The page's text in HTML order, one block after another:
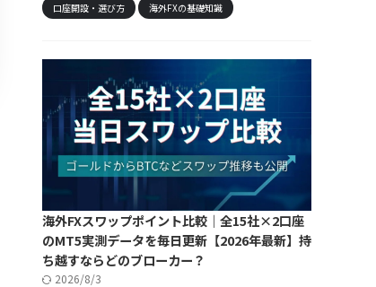
口座開設・選び方 海外FXの基礎知識
海外FXスワップポイント比較｜全15社×2口座
のMT5実測データを毎日更新【2026年最新】持
ち越すならどのブローカー？
2026/8/3